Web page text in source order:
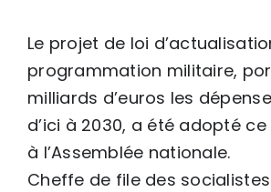
Le projet de loi
programmation militaire,
milliards d’euros les
d’ici à 2030, a été adopté ce
à l’Assemblée nationale.
Cheffe de file des